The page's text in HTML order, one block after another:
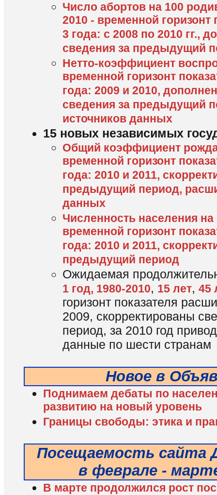
Число абортов на 100
2010 - временной
3 года: с 2008 по 2010 гг.,
сведения за предыдущий
Нетто-коэффициент
временной горизонт
года: 2009 и 2010,
сведения за предыдущий
источников данных
15 новых независимых
Общий коэффициент
временной горизонт
года: 2010 и 2011,
предыдущий период,
данных
Численность населения на
временной горизонт
года: 2010 и 2011,
предыдущий период
Ожидаемая
1 год, 1980-2010, 15 лет, 45
горизонт показателя
2009, скорректированы
период, за 2010 год
данные по шести странам
Новое в
Поднимаем дебаты по
развитию на новый уровень
Границы свободы: этика и
Посещаемость сайта
в феврале -
В марте продолжился рост